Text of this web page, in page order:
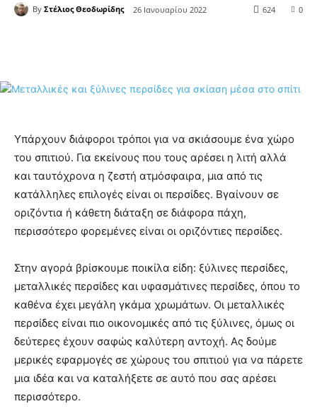
By Στέλιος Θεοδωρίδης 26 Ιανουαρίου 2022 0
624
Υπάρχουν διάφοροι τρόποι για να σκιάσουμε ένα χώρο
του σπιτιού. Για εκείνους που τους αρέσει η λιτή αλλά
και ταυτόχρονα η ζεστή ατμόσφαιρα, μια από τις
κατάλληλες επιλογές είναι οι περσίδες. Βγαίνουν σε
οριζόντια ή κάθετη διάταξη σε διάφορα πάχη,
περισσότερο φορεμένες είναι οι οριζόντιες περσίδες.
Στην αγορά βρίσκουμε ποικίλα είδη: ξύλινες περσίδες,
μεταλλικές περσίδες και υφασμάτινες περσίδες, όπου το
καθένα έχει μεγάλη γκάμα χρωμάτων. Οι μεταλλικές
περσίδες είναι πιο οικονομικές από τις ξύλινες, όμως οι
δεύτερες έχουν σαφώς καλύτερη αντοχή. Ας δούμε
μερικές εφαρμογές σε χώρους του σπιτιού για να πάρετε
μια ιδέα και να καταλήξετε σε αυτό που σας αρέσει
περισσότερο.